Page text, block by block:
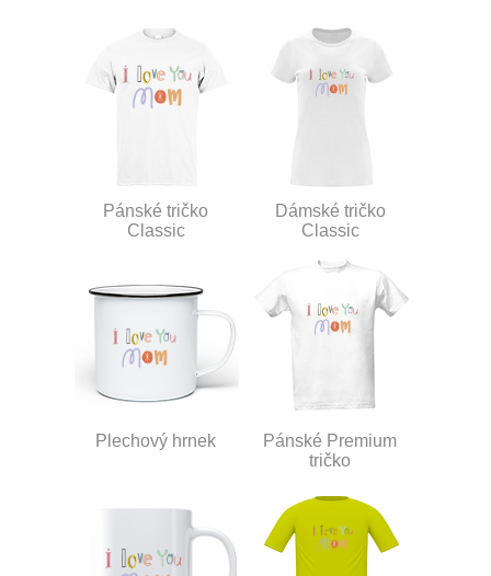
Pánské tričko
Classic
Dámské tričko
Classic
Plechový hrnek
Pánské Premium
tričko